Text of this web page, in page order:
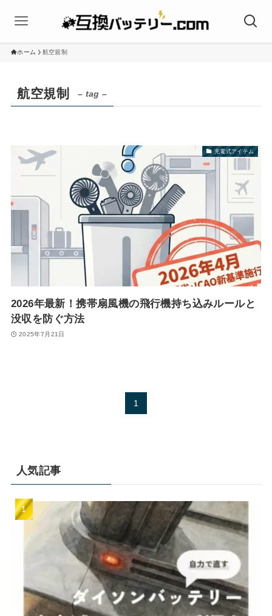
ホーム 航空規制
航空規制 – tag –
充電式アイテム
2026年最新！携帯扇風機の飛行機持ち込みルールと
没収を防ぐ方法
2025年7月21日
1
人気記事